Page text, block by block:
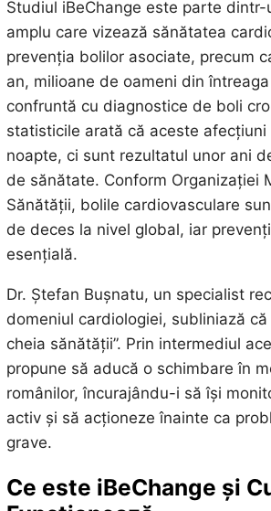
Studiul iBeChange este parte dintr-
amplu care vizează sănătatea
prevenția bolilor asociate, precum
an, milioane de oameni din
confruntă cu diagnostice de boli
statisticile arată că aceste afecțiuni
noapte, ci sunt rezultatul unor ani
de sănătate. Conform Organizației
Sănătății, bolile cardiovasculare
de deces la nivel global, iar
esențială.
Dr. Ștefan Bușnatu, un specialist
domeniul cardiologiei, subliniază că
cheia sănătății”. Prin intermediul
propune să aducă o schimbare în
românilor, încurajându-i să își
activ și să acționeze înainte ca
grave.
Ce este iBeChange și